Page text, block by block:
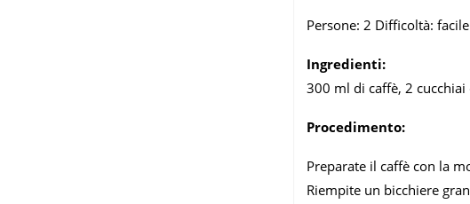
Persone: 2 Difficoltà: facile
Ingredienti:
300 ml di caffè, 2
Procedimento:
Preparate il caffè con la
Riempite un bicchiere